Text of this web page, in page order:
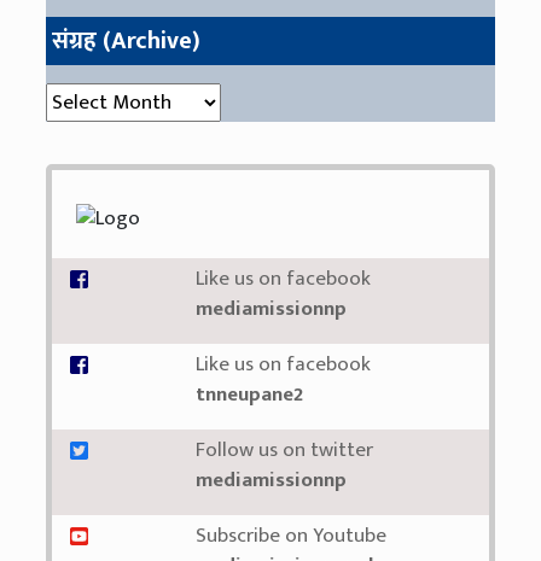
संग्रह (Archive)
संग्रह (Archive)
Like us on facebook
mediamissionnp
Like us on facebook
tnneupane2
Follow us on twitter
mediamissionnp
Subscribe on Youtube